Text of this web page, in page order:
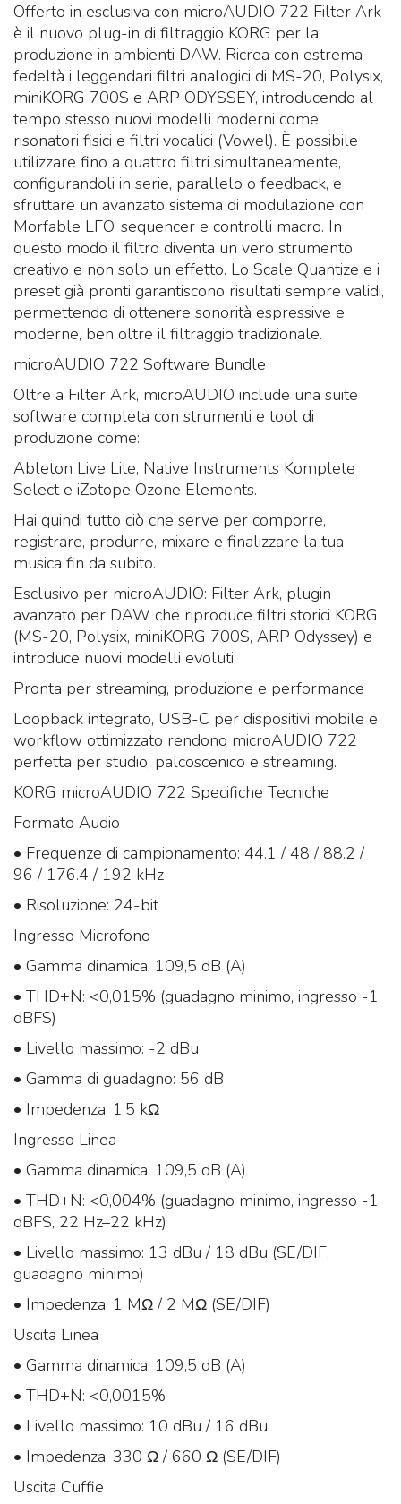
Offerto in esclusiva con microAUDIO 722 Filter Ark
è il nuovo plug-in di filtraggio KORG per la
produzione in ambienti DAW. Ricrea con estrema
fedeltà i leggendari filtri analogici di MS-20, Polysix,
miniKORG 700S e ARP ODYSSEY, introducendo al
tempo stesso nuovi modelli moderni come
risonatori fisici e filtri vocalici (Vowel). È possibile
utilizzare fino a quattro filtri simultaneamente,
configurandoli in serie, parallelo o feedback, e
sfruttare un avanzato sistema di modulazione con
Morfable LFO, sequencer e controlli macro. In
questo modo il filtro diventa un vero strumento
creativo e non solo un effetto. Lo Scale Quantize e i
preset già pronti garantiscono risultati sempre validi,
permettendo di ottenere sonorità espressive e
moderne, ben oltre il filtraggio tradizionale.
microAUDIO 722 Software Bundle
Oltre a Filter Ark, microAUDIO include una suite
software completa con strumenti e tool di
produzione come:
Ableton Live Lite, Native Instruments Komplete
Select e iZotope Ozone Elements.
Hai quindi tutto ciò che serve per comporre,
registrare, produrre, mixare e finalizzare la tua
musica fin da subito.
Esclusivo per microAUDIO: Filter Ark, plugin
avanzato per DAW che riproduce filtri storici KORG
(MS-20, Polysix, miniKORG 700S, ARP Odyssey) e
introduce nuovi modelli evoluti.
Pronta per streaming, produzione e performance
Loopback integrato, USB-C per dispositivi mobile e
workflow ottimizzato rendono microAUDIO 722
perfetta per studio, palcoscenico e streaming.
KORG microAUDIO 722 Specifiche Tecniche
Formato Audio
• Frequenze di campionamento: 44.1 / 48 / 88.2 /
96 / 176.4 / 192 kHz
• Risoluzione: 24-bit
Ingresso Microfono
• Gamma dinamica: 109,5 dB (A)
• THD+N: <0,015% (guadagno minimo, ingresso -1
dBFS)
• Livello massimo: -2 dBu
• Gamma di guadagno: 56 dB
• Impedenza: 1,5 kΩ
Ingresso Linea
• Gamma dinamica: 109,5 dB (A)
• THD+N: <0,004% (guadagno minimo, ingresso -1
dBFS, 22 Hz–22 kHz)
• Livello massimo: 13 dBu / 18 dBu (SE/DIF,
guadagno minimo)
• Impedenza: 1 MΩ / 2 MΩ (SE/DIF)
Uscita Linea
• Gamma dinamica: 109,5 dB (A)
• THD+N: <0,0015%
• Livello massimo: 10 dBu / 16 dBu
• Impedenza: 330 Ω / 660 Ω (SE/DIF)
Uscita Cuffie